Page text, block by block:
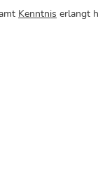
Kenntnis erlangt